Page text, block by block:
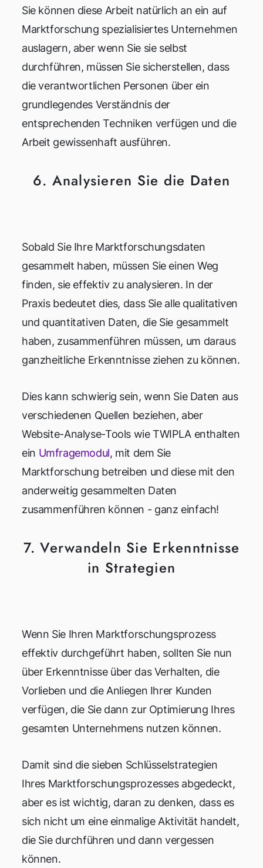
Sie können diese Arbeit natürlich an ein auf
Marktforschung spezialisiertes Unternehmen
auslagern, aber wenn Sie sie selbst
durchführen, müssen Sie sicherstellen, dass
die verantwortlichen Personen über ein
grundlegendes Verständnis der
entsprechenden Techniken verfügen und die
Arbeit gewissenhaft ausführen.
6. Analysieren Sie die Daten
Sobald Sie Ihre Marktforschungsdaten
gesammelt haben, müssen Sie einen Weg
finden, sie effektiv zu analysieren. In der
Praxis bedeutet dies, dass Sie alle qualitativen
und quantitativen Daten, die Sie gesammelt
haben, zusammenführen müssen, um daraus
ganzheitliche Erkenntnisse ziehen zu können.
Dies kann schwierig sein, wenn Sie Daten aus
verschiedenen Quellen beziehen, aber
Website-Analyse-Tools wie TWIPLA enthalten
ein Umfragemodul, mit dem Sie
Marktforschung betreiben und diese mit den
anderweitig gesammelten Daten
zusammenführen können - ganz einfach!
7. Verwandeln Sie Erkenntnisse
in Strategien
Wenn Sie Ihren Marktforschungsprozess
effektiv durchgeführt haben, sollten Sie nun
über Erkenntnisse über das Verhalten, die
Vorlieben und die Anliegen Ihrer Kunden
verfügen, die Sie dann zur Optimierung Ihres
gesamten Unternehmens nutzen können.
Damit sind die sieben Schlüsselstrategien
Ihres Marktforschungsprozesses abgedeckt,
aber es ist wichtig, daran zu denken, dass es
sich nicht um eine einmalige Aktivität handelt,
die Sie durchführen und dann vergessen
können.